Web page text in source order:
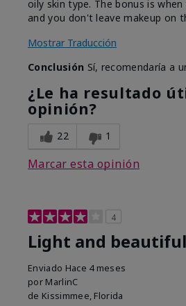
oily skin type. The bonus is
and you don't leave makeup on
Mostrar Traducción
Conclusión Sí, recomendaría a
¿Le ha resultado
opinión?
22 1
Marcar esta opinión
4
Light and
Enviado Hace 4 meses
por MarlinC
de Kissimmee, Florida